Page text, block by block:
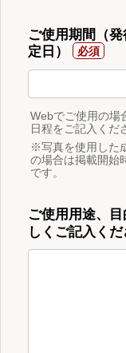
ご使用期間（
定日）
Webでご使用の場
日程をご記入くだ
※写真を使用した
の場合は掲載開始
です。
ご使用用途、
しくご記入くだ